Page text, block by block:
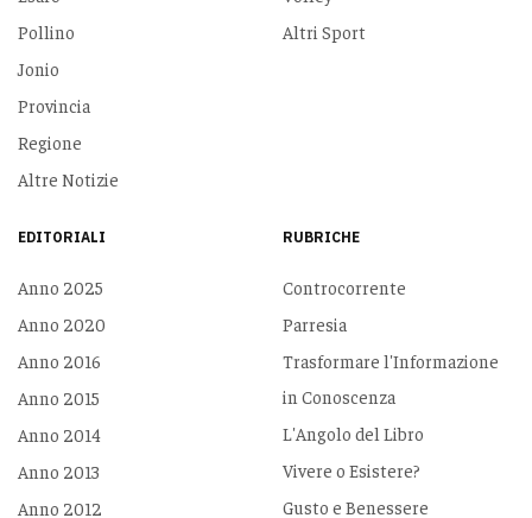
Pollino
Jonio
Provincia
Regione
Altre Notizie
Altri Sport
EDITORIALI
Anno 2025
Anno 2020
Anno 2016
Anno 2015
Anno 2014
Anno 2013
Anno 2012
RUBRICHE
Controcorrente
Parresia
Trasformare l'Informazione
in Conoscenza
L'Angolo del Libro
Vivere o Esistere?
Gusto e Benessere